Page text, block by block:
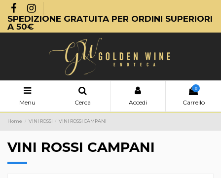
SPEDIZIONE GRATUITA PER ORDINI SUPERIORI
A 50€
Menu Cerca Accedi
0
Carrello
Home VINI ROSSI VINI ROSSI CAMPANI
VINI ROSSI CAMPANI